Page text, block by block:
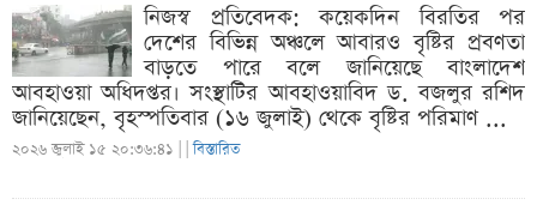
নিজস্ব প্রতিবেদক: কয়েকদিন বিরতির পর
দেশের বিভিন্ন অঞ্চলে আবারও বৃষ্টির প্রবণতা
বাড়তে পারে বলে জানিয়েছে বাংলাদেশ
আবহাওয়া অধিদপ্তর। সংস্থাটির আবহাওয়াবিদ ড. বজলুর রশিদ
জানিয়েছেন, বৃহস্পতিবার (১৬ জুলাই) থেকে বৃষ্টির পরিমাণ ...
২০২৬ জুলাই ১৫ ২০:৩৬:৪১ | |বিস্তারিত